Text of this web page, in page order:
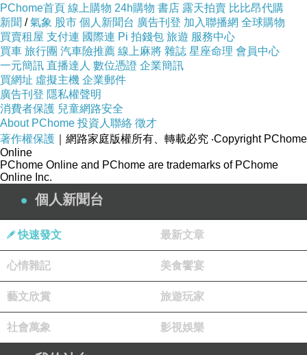
PChome首頁 線上購物 24h購物 書店 露天拍賣 比比昂代購
新聞 /氣象 股市 個人新聞台 廣告刊登 加入聯播網 全球購物
買賣租屋 支付連 國際連 Pi 拍錢包 旅遊 服務中心
買車 旅行團 汽車險推薦 線上麻將 雜誌 星座命理 會員中心
一元簡訊 直播達人 數位憑證 企業簡訊
買網址 虛擬主機 企業郵件
廣告刊登 隱私權聲明
消費者保護 兒童網路安全
About PChome 投資人聯絡 徵才
著作權保護 ｜網路家庭版權所有、轉載必究 ‧Copyright PChome
Online
PChome Online and PChome are trademarks of PChome
Online Inc.
個人新聞台
快速發文 最新文章
心情雜記 美食饗宴
藝文欣賞 旅遊玩家
社會萬象 影視娛樂